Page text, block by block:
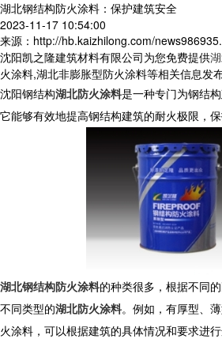
湖北钢结构防火涂料：保护建筑安全
2023-11-17 10:54:00
来源：http://hb.kaizhilong.com/
沈阳凯之隆建筑材料有限公司为您免费提供
火涂料,湖北非膨胀型防火涂料等相关信息发
沈阳钢结构湖北防火涂料是一种专门为钢结
它能够有效地提高钢结构建筑的耐火极限，保
湖北钢结构防火涂料的种类很多，根据不同
不同类型的湖北防火涂料。例如，有厚型、
火涂料，可以根据建筑的具体情况和要求进行